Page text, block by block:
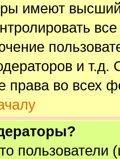
имеют
и
права во всех
пользователи